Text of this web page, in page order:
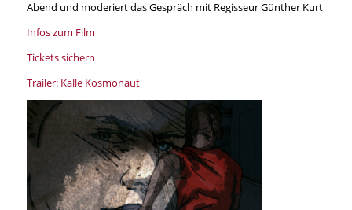
Abend und moderiert das Gespräch mit Regisseur Günther Kurt
Infos zum Film
Tickets sichern
Trailer: Kalle Kosmonaut